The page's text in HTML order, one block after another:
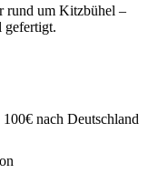
rund um Kitzbühel –
gefertigt.
100€ nach Deutschland